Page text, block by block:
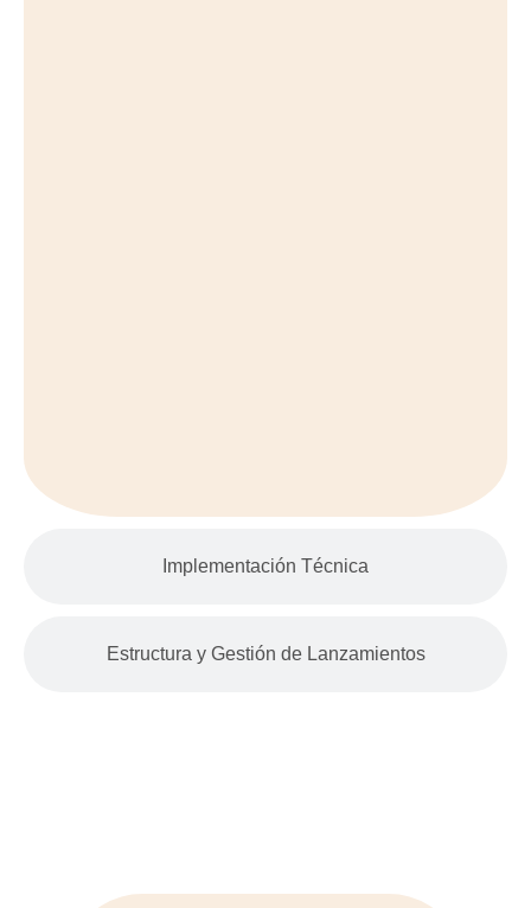
Implementación Técnica
Estructura y Gestión de Lanzamientos